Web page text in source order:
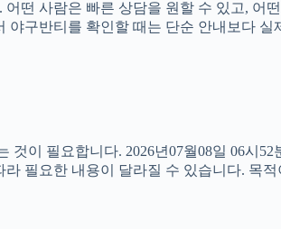
떤 사람은 빠른 상담을 원할 수 있고, 어
야구반티를 확인할 때는 단순 안내보다
이 필요합니다. 2026년07월08일 06시
필요한 내용이 달라질 수 있습니다. 목